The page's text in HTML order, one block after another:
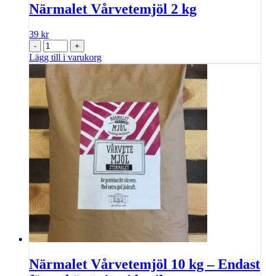
Närmalet Vårvetemjöl 2 kg
39 kr
- +
Lägg till i varukorg
Närmalet Vårvetemjöl 10 kg – Endast